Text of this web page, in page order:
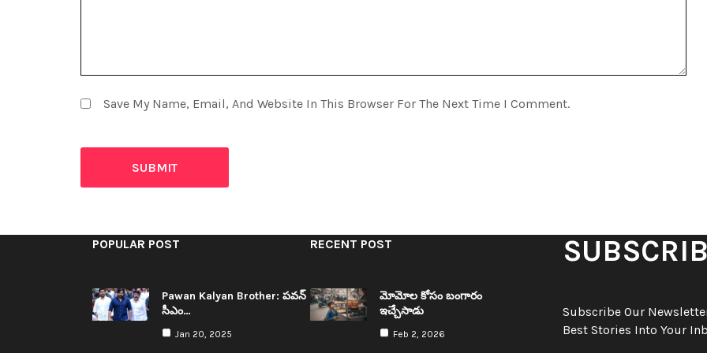
Save My Name, Email, And Website In This Browser For The Next Time I Comment.
POPULAR POST
Pawan Kalyan Brother: ప‌వ‌న్
సీఎం…
Jan 20, 2025
RECENT POST
మోమోల కోసం బంగారం
ఇచ్చేసాడు
Feb 2, 2026
Subscribe Our
Best Stories Into Your